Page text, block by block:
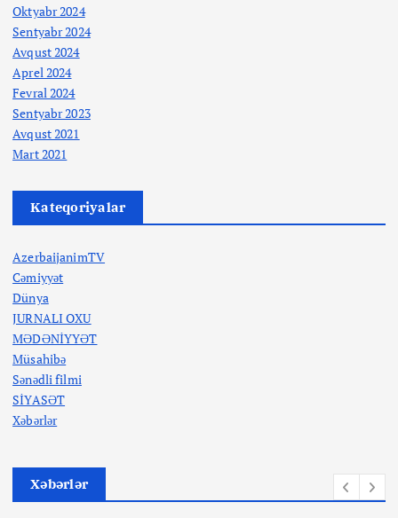
Oktyabr 2024
Sentyabr 2024
Avqust 2024
Aprel 2024
Fevral 2024
Sentyabr 2023
Avqust 2021
Mart 2021
Kateqoriyalar
AzerbaijanimTV
Cəmiyyət
Dünya
JURNALI OXU
MƏDƏNİYYƏT
Müsahibə
Sənədli filmi
SİYASƏT
Xəbərlər
Xəbərlər